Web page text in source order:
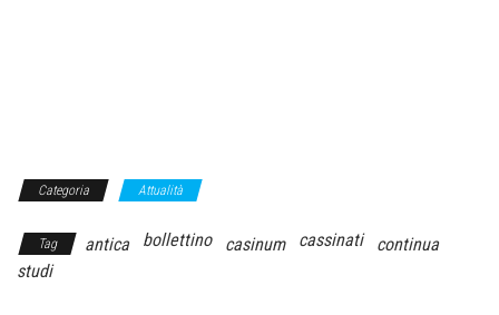
Categoria Attualità
Tag antica bollettino casinum cassinati
continua
studi